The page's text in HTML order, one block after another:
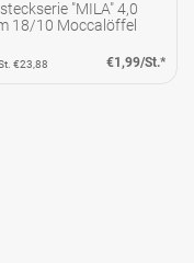
"MILA" 4,0
18/10 Moccalöffel
€23,88 €1,99/St.*